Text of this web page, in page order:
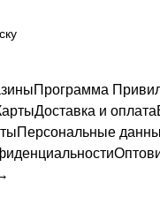
Программа
Доставка и оплата
Персональные